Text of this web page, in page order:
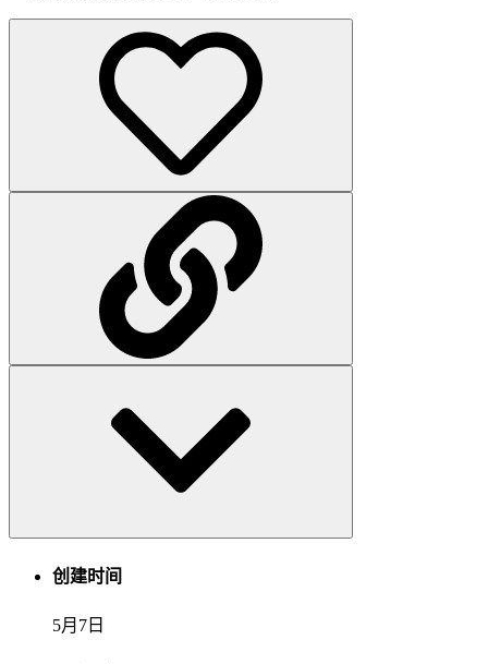
创建时间
5月7日